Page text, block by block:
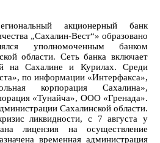
акционерный банк
„Сахалин-Вест“» образовано
уполномоченным банком
области. Сеть банка включает
на Сахалине и Курилах. Среди
по информации «Интерфакса»,
корпорация Сахалина»,
«Тунайча», ООО «Гренада».
Сахалинской области.
ликвидности, с 7 августа у
лицензия на осуществление
временная администрация